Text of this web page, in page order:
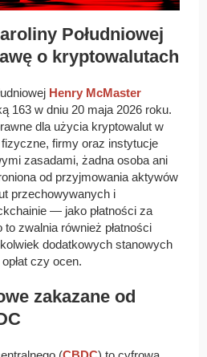
Południowej
o kryptowalutach
Henry McMaster
163 w dniu 20 maja 2026 roku.
dla użycia kryptowalut w
firmy oraz instytucje
zasadami, żadna osoba ani
od przyjmowania aktywów
przechowywanych i
— jako płatności za
to zwalnia również płatności
dodatkowych stanowych
czy ocen.
zakazane od